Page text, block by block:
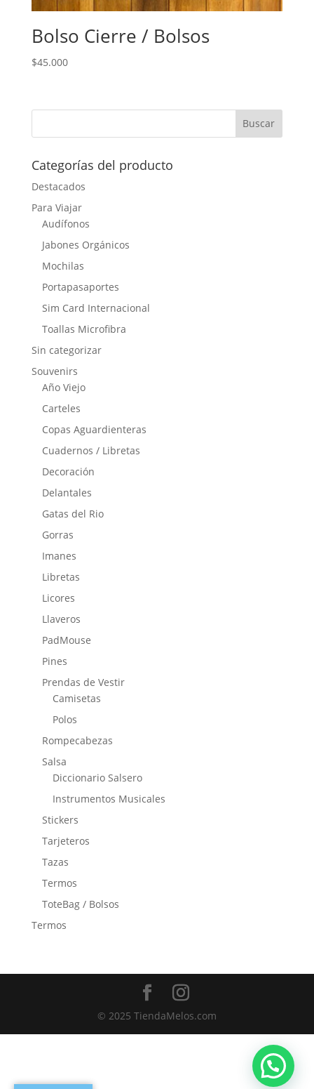
Bolso Cierre / Bolsos
$45.000
Categorías del producto
Destacados
Para Viajar
Audífonos
Jabones Orgánicos
Mochilas
Portapasaportes
Sim Card Internacional
Toallas Microfibra
Sin categorizar
Souvenirs
Año Viejo
Carteles
Copas Aguardienteras
Cuadernos / Libretas
Decoración
Delantales
Gatas del Rio
Gorras
Imanes
Libretas
Licores
Llaveros
PadMouse
Pines
Prendas de Vestir
Camisetas
Polos
Rompecabezas
Salsa
Diccionario Salsero
Instrumentos Musicales
Stickers
Tarjeteros
Tazas
Termos
ToteBag / Bolsos
Termos
© 2025 TiendaMelos.com